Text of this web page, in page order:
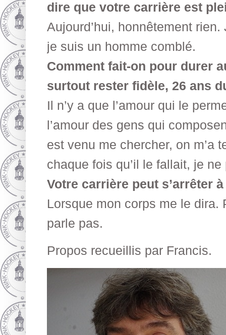
dire que votre carrière est
Aujourd’hui, honnêtement
je suis un homme comblé.
Comment fait-on pour durer
surtout rester fidèle, 26 ans
Il n’y a que l’amour qui le
l’amour des gens qui
est venu me chercher, on m’a
chaque fois qu’il le fallait, je
Votre carrière peut s’arrêter
Lorsque mon corps me le dira.
parle pas.
Propos recueillis par Francis.